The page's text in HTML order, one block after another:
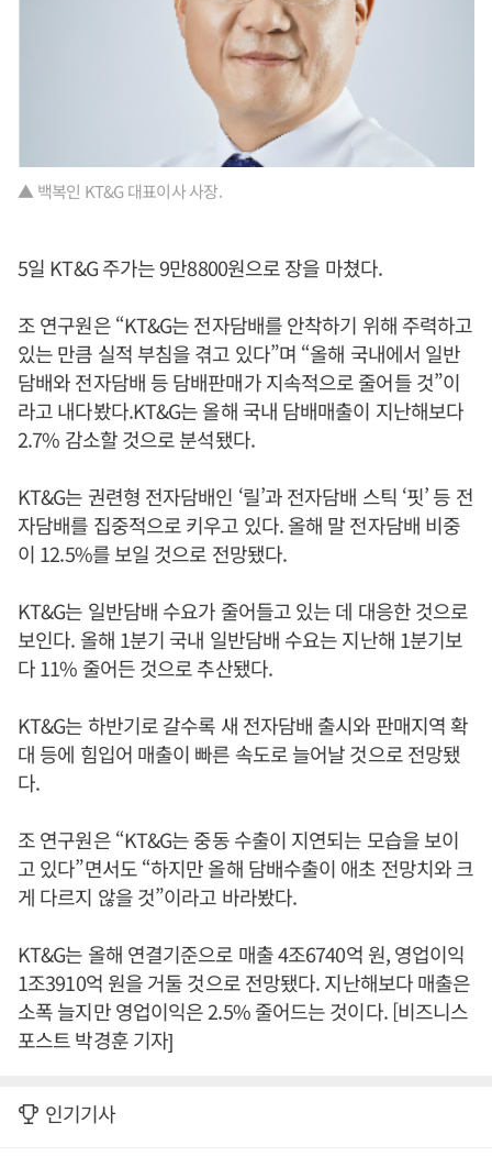
▲ 백복인 KT&G 대표이사 사장.
5일 KT&G 주가는 9만8800원으로 장을 마쳤다.
조 연구원은 “KT&G는 전자담배를 안착하기 위해 주력하고
있는 만큼 실적 부침을 겪고 있다”며 “올해 국내에서 일반
담배와 전자담배 등 담배판매가 지속적으로 줄어들 것”이
라고 내다봤다.KT&G는 올해 국내 담배매출이 지난해보다
2.7% 감소할 것으로 분석됐다.
KT&G는 권련형 전자담배인 ‘릴’과 전자담배 스틱 ‘핏’ 등 전
자담배를 집중적으로 키우고 있다. 올해 말 전자담배 비중
이 12.5%를 보일 것으로 전망됐다.
KT&G는 일반담배 수요가 줄어들고 있는 데 대응한 것으로
보인다. 올해 1분기 국내 일반담배 수요는 지난해 1분기보
다 11% 줄어든 것으로 추산됐다.
KT&G는 하반기로 갈수록 새 전자담배 출시와 판매지역 확
대 등에 힘입어 매출이 빠른 속도로 늘어날 것으로 전망됐
다.
조 연구원은 “KT&G는 중동 수출이 지연되는 모습을 보이
고 있다”면서도 “하지만 올해 담배수출이 애초 전망치와 크
게 다르지 않을 것”이라고 바라봤다.
KT&G는 올해 연결기준으로 매출 4조6740억 원, 영업이익
1조3910억 원을 거둘 것으로 전망됐다. 지난해보다 매출은
소폭 늘지만 영업이익은 2.5% 줄어드는 것이다. [비즈니스
포스트 박경훈 기자]
인기기사